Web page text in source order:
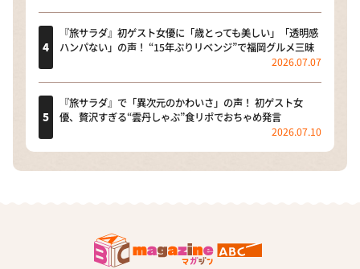
『旅サラダ』初ゲスト女優に「歳とっても美しい」「透明感
ハンパない」の声！ “15年ぶりリベンジ”で福岡グルメ三昧
2026.07.07
『旅サラダ』で「異次元のかわいさ」の声！ 初ゲスト女
優、贅沢すぎる“雲丹しゃぶ”食リポでおちゃめ発言
2026.07.10